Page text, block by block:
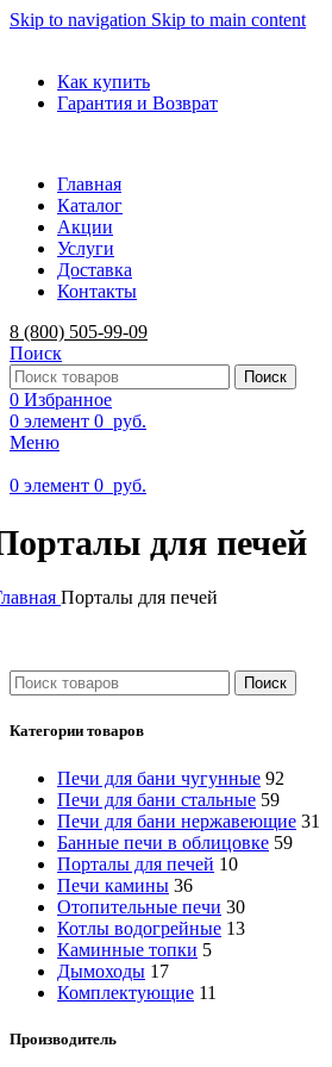
Skip to navigation Skip to main content
Как купить
Гарантия и Возврат
Главная
Каталог
Акции
Услуги
Доставка
Контакты
8 (800) 505-99-09
Поиск
Поиск
0 Избранное
0 элемент 0 руб.
Меню
0 элемент 0 руб.
для печей
Порталы для печей
Поиск
Категории товаров
Печи для бани чугунные 92
Печи для бани стальные 59
Печи для бани нержавеющие 31
Банные печи в облицовке 59
Порталы для печей 10
Печи камины 36
Отопительные печи 30
Котлы водогрейные 13
Каминные топки 5
Дымоходы 17
Комплектующие 11
Производитель